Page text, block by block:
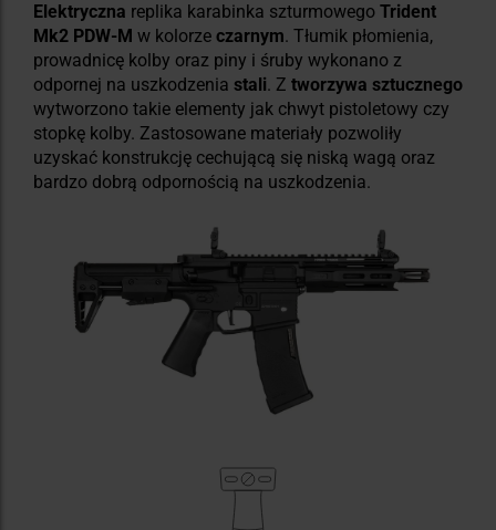
Elektryczna replika karabinka szturmowego Trident
Mk2 PDW-M w kolorze czarnym. Tłumik płomienia,
prowadnicę kolby oraz piny i śruby wykonano z
odpornej na uszkodzenia stali. Z tworzywa sztucznego
wytworzono takie elementy jak chwyt pistoletowy czy
stopkę kolby. Zastosowane materiały pozwoliły
uzyskać konstrukcję cechującą się niską wagą oraz
bardzo dobrą odpornością na uszkodzenia.